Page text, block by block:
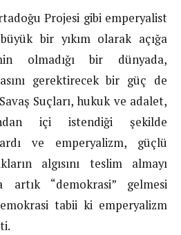
Projesi gibi emperyalist
bir yıkım olarak açığa
olmadığı bir dünyada,
gerektirecek bir güç de
Suçları, hukuk ve adalet,
içi istendiği şekilde
ve emperyalizm, güçlü
algısını teslim almayı
artık “demokrasi” gelmesi
tabii ki emperyalizm